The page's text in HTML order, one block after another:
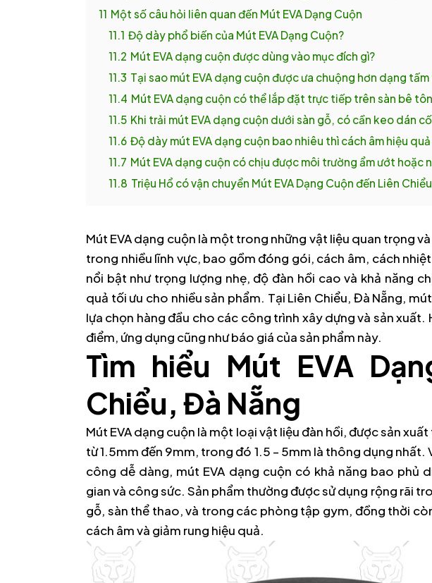
11 Một số câu hỏi liên quan đến Mút EVA Dạng Cuộn
11.1 Độ dày phổ biến của Mút EVA Dạng Cuộn?
11.2 Mút EVA dạng cuộn được dùng vào mục đích gì?
11.3 Tại sao mút EVA dạng cuộn được ưa chuộng hơn dạng
11.4 Mút EVA dạng cuộn có thể lắp đặt trực tiếp trên sàn bê
11.5 Khi trải mút EVA dạng cuộn dưới sàn gỗ, có cần keo dán
11.6 Độ dày mút EVA dạng cuộn bao nhiêu thì cách âm hiệu
11.7 Mút EVA dạng cuộn có chịu được môi trường ẩm ướt hoặc
11.8 Triệu Hổ có vận chuyển Mút EVA Dạng Cuộn đến Liên
Mút EVA dạng cuộn là một trong những vật liệu quan trọng
trong nhiều lĩnh vực, bao gồm đóng gói, cách âm, cách
nổi bật như trọng lượng nhẹ, độ đàn hồi cao và khả năng
quả tối ưu cho nhiều sản phẩm. Tại Liên Chiểu, Đà Nẵng,
lựa chọn hàng đầu cho các công trình xây dựng và sản xuất.
điểm, ứng dụng cũng như báo giá của sản phẩm này.
Tìm hiểu Mút EVA
Chiểu, Đà Nẵng
Mút EVA dạng cuộn là một loại vật liệu đàn hồi, được sản
từ 1.5mm đến 9mm, trong đó 1.5 – 5mm là thông dụng nhất.
công dễ dàng, mút EVA dạng cuộn có khả năng bao phủ
gian và công sức. Sản phẩm thường được sử dụng rộng rãi
gỗ, sàn thể thao, và trong các phòng tập gym, đồng thời
cách âm và giảm rung hiệu quả.